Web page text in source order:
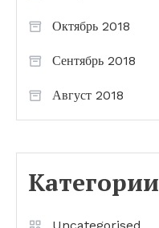
Октябрь 2018
Сентябрь 2018
Август 2018
Категории